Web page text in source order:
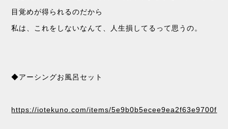
目覚めが得られるのだから
私は、これをしないなんて、人生損してるって思うの。
◆アーシングお風呂セット
https://iotekuno.com/items/5e9b0b5ecee9ea2f63e9700f